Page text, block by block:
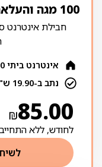
100 מגה והעלאה של 5 מגה
אינטרנט ביתי 100 מגה
נתב ב-19.90 ש"ח לחודש
₪85.00
לחודש, ללא